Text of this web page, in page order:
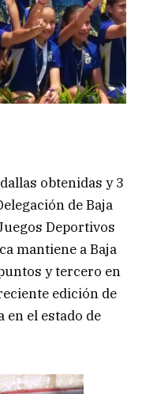
obtenidas y 3
de Baja
Deportivos
mantiene a Baja
y tercero en
edición de
en el estado de